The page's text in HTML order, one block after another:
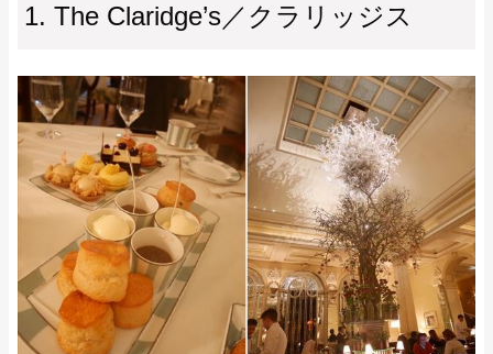
1. The Claridge’s／クラリッジス